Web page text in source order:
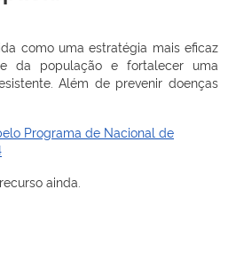
como uma estratégia mais eficaz
da população e fortalecer uma
Além de prevenir doenças
Programa de Nacional de
ainda.